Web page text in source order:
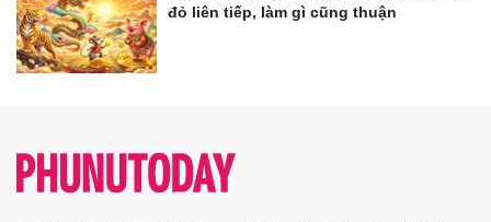
đỏ liên tiếp, làm gì cũng thuận